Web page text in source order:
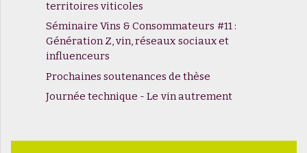
territoires viticoles
Séminaire Vins & Consommateurs #11 :
Génération Z, vin, réseaux sociaux et
influenceurs
Prochaines soutenances de thèse
Journée technique - Le vin autrement